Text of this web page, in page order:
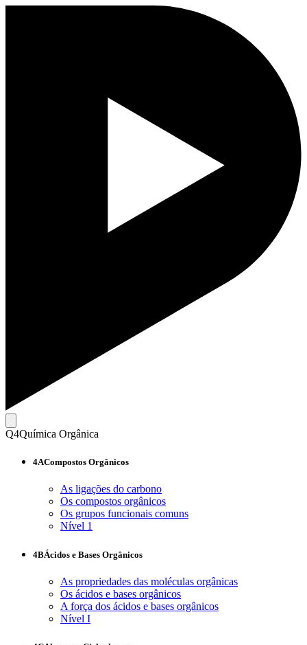
Q4Química Orgânica
4ACompostos Orgânicos
As ligações do carbono
Os compostos orgânicos
Os grupos funcionais comuns
Nível 1
4BÁcidos e Bases Orgânicos
As propriedades das moléculas orgânicas
Os ácidos e bases orgânicos
A força dos ácidos e bases orgânicos
Nível I